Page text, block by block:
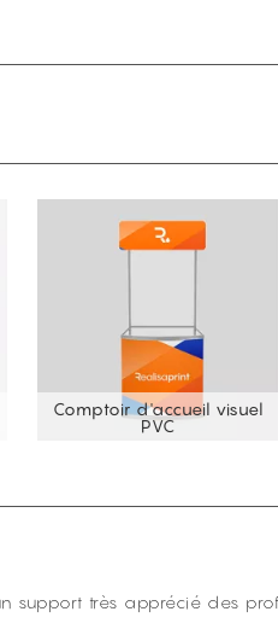
Comptoir d'accueil visuel
PVC
très apprécié des